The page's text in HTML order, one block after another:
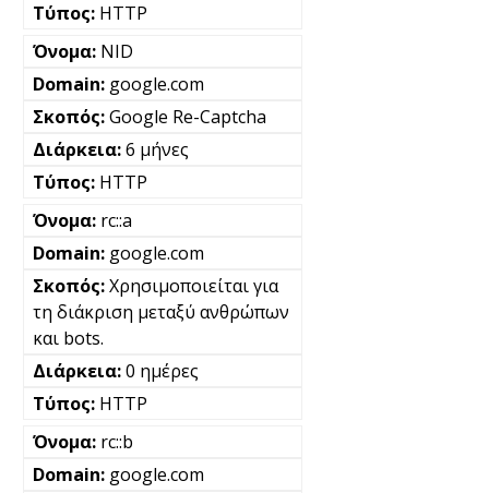
HTTP
NID
google.com
Google Re-Captcha
6 μήνες
HTTP
rc::a
google.com
Χρησιμοποιείται για
τη διάκριση μεταξύ ανθρώπων
και bots.
0 ημέρες
HTTP
rc::b
google.com